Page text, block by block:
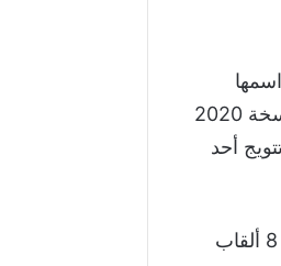
بشكل موسمي على أحد الشخصيات المؤثرة في الوطن العربي، وتصادف تسمية نسخة 2020
أحد
ورفع الرجاء بهذا التتويج إجمالي عدد بطولاته الرسمية المعتمدة لـ 32 لقبًا، من بينهم 8 ألقاب